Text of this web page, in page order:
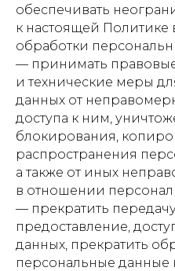
обеспечивать
к настоящей
обработки
— принимать
и технические меры
данных от
доступа к ним,
блокирования,
распространения
а также от иных
в отношении
— прекратить
предоставление,
данных, прекратить
персональные данные